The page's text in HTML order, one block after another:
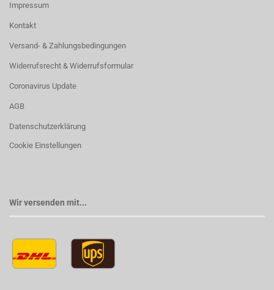
Impressum
Kontakt
Versand- & Zahlungsbedingungen
Widerrufsrecht & Widerrufsformular
Coronavirus Update
AGB
Datenschutzerklärung
Cookie Einstellungen
Wir versenden mit...